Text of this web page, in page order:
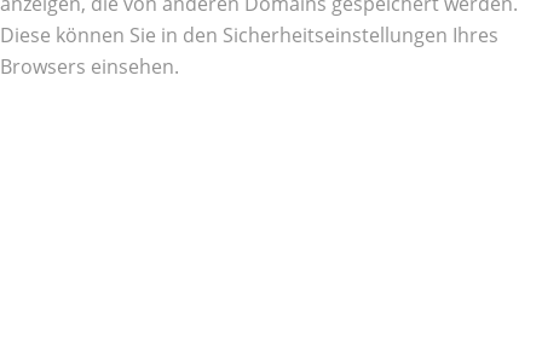
Diese können Sie in den Sicherheitseinstellungen Ihres
Browsers einsehen.